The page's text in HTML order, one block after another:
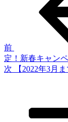
ゲ
ー
前
定！新春キャンペ
次
次 【2022年3月